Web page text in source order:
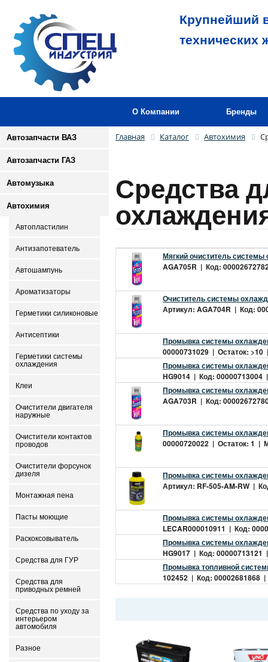
Крупнейший
технических
О Компании Бренды
Автозапчасти ВАЗ
Автозапчасти ГАЗ
Автомузыка
Автохимия
Автопластилин
Антизапотеватель
Автошампунь
Ароматизаторы
Герметики силиконовые
Антисептики
Герметики системы
охлаждения
Клеи
Очистители двигателя
наружные
Очистители контактов
проводов
Очистители форсунок
дизеля
Монтажная пена
Пасты моющие
Раскоксовыватель
Средства для ГУР
Средства для
приводных ремней
Средства по уходу за
интерьером
автомобиля
Разное
Главная Каталог Автохимия
Средства
Мягкий очиститель
AGA705R | Код:
Очиститель системы
Артикул: AGA704R | Код:
Промывка системы
00000731029 | Остаток: >10
Промывка системы
HG9014 | Код: 00000713004
Промывка системы
AGA703R | Код:
Промывка системы
00000720022 | Остаток: 1 |
Промывка системы
Артикул: RF-505-AM-RW |
Промывка системы
LECAR000010911 | Код:
Промывка системы
HG9017 | Код: 00000713121
Промывка топливной
102452 | Код: 00002681868